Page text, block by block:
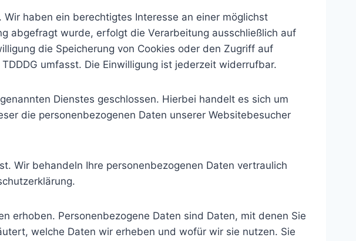
haben ein berechtigtes Interesse an einer möglichst
abgefragt wurde, erfolgt die Verarbeitung ausschließlich auf
die Speicherung von Cookies oder den Zugriff auf
umfasst. Die Einwilligung ist jederzeit widerrufbar.
Dienstes geschlossen. Hierbei handelt es sich um
die personenbezogenen Daten unserer Websitebesucher
Wir behandeln Ihre personenbezogenen Daten vertraulich
erhoben. Personenbezogene Daten sind Daten, mit denen Sie
welche Daten wir erheben und wofür wir sie nutzen. Sie